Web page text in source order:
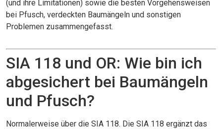
(und ihre Limitationen) sowie die besten Vorgehensweisen
bei Pfusch, verdeckten Baumängeln und sonstigen
Problemen zusammengefasst.
SIA 118 und OR: Wie bin ich
abgesichert bei Baumängeln
und Pfusch?
Normalerweise über die SIA 118. Die SIA 118 ergänzt das